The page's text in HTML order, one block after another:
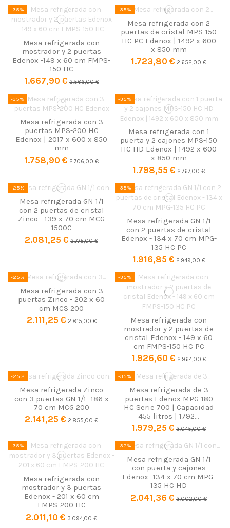
-35%
Mesa refrigerada con
mostrador y 2 puertas
Edenox -149 x 60 cm FMPS-
150 HC
1.667,90 € 2.566,00 €
-35%
Mesa refrigerada con 2
puertas de cristal MPS-150
HC PC Edenox | 1492 x 600
x 850 mm
1.723,80 € 2.652,00 €
-35%
Mesa refrigerada con 3
puertas MPS-200 HC
Edenox | 2017 x 600 x 850
mm
1.758,90 € 2.706,00 €
-35%
Mesa refrigerada con 1
puerta y 2 cajones MPS-150
HC HD Edenox | 1492 x 600
x 850 mm
1.798,55 € 2.767,00 €
-25%
Mesa refrigerada GN 1/1
con 2 puertas de cristal
Zinco - 139 x 70 cm MCG
1500C
2.081,25 € 2.775,00 €
-35%
Mesa refrigerada GN 1/1
con 2 puertas de cristal
Edenox - 134 x 70 cm MPG-
135 HC PC
1.916,85 € 2.949,00 €
-25%
Mesa refrigerada con 3
puertas Zinco - 202 x 60
cm MCS 200
2.111,25 € 2.815,00 €
-35%
Mesa refrigerada con
mostrador y 2 puertas de
cristal Edenox - 149 x 60
cm FMPS-150 HC PC
1.926,60 € 2.964,00 €
-25%
Mesa refrigerada Zinco
con 3 puertas GN 1/1 -186 x
70 cm MCG 200
2.141,25 € 2.855,00 €
-35%
Mesa refrigerada de 3
puertas Edenox MPG-180
HC Serie 700 | Capacidad
455 litros | 1792...
1.979,25 € 3.045,00 €
-35%
Mesa refrigerada con
mostrador y 3 puertas
Edenox - 201 x 60 cm
FMPS-200 HC
2.011,10 € 3.094,00 €
-32%
Mesa refrigerada GN 1/1
con puerta y cajones
Edenox -134 x 70 cm MPG-
135 HC HD
2.041,36 € 3.002,00 €